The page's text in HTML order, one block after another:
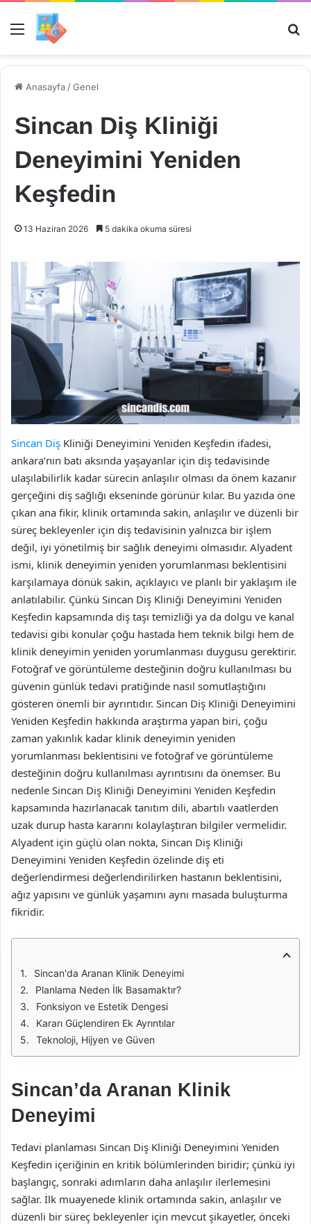
Menü
Anasayfa /Genel
Sincan Diş Kliniği
Deneyimini Yeniden
Keşfedin
13 Haziran 2026 5 dakika okuma süresi
Sincan Diş Kliniği Deneyimini Yeniden Keşfedin ifadesi,
ankara’nın batı aksında yaşayanlar için diş tedavisinde
ulaşılabilirlik kadar sürecin anlaşılır olması da önem kazanır
gerçeğini diş sağlığı ekseninde görünür kılar. Bu yazıda öne
çıkan ana fikir, klinik ortamında sakin, anlaşılır ve düzenli bir
süreç bekleyenler için diş tedavisinin yalnızca bir işlem
değil, iyi yönetilmiş bir sağlık deneyimi olmasıdır. Alyadent
ismi, klinik deneyimin yeniden yorumlanması beklentisini
karşılamaya dönük sakin, açıklayıcı ve planlı bir yaklaşım ile
anlatılabilir. Çünkü Sincan Diş Kliniği Deneyimini Yeniden
Keşfedin kapsamında diş taşı temizliği ya da dolgu ve kanal
tedavisi gibi konular çoğu hastada hem teknik bilgi hem de
klinik deneyimin yeniden yorumlanması duygusu gerektirir.
Fotoğraf ve görüntüleme desteğinin doğru kullanılması bu
güvenin günlük tedavi pratiğinde nasıl somutlaştığını
gösteren önemli bir ayrıntıdır. Sincan Diş Kliniği Deneyimini
Yeniden Keşfedin hakkında araştırma yapan biri, çoğu
zaman yakınlık kadar klinik deneyimin yeniden
yorumlanması beklentisini ve fotoğraf ve görüntüleme
desteğinin doğru kullanılması ayrıntısını da önemser. Bu
nedenle Sincan Diş Kliniği Deneyimini Yeniden Keşfedin
kapsamında hazırlanacak tanıtım dili, abartılı vaatlerden
uzak durup hasta kararını kolaylaştıran bilgiler vermelidir.
Alyadent için güçlü olan nokta, Sincan Diş Kliniği
Deneyimini Yeniden Keşfedin özelinde diş eti
değerlendirmesi değerlendirilirken hastanın beklentisini,
ağız yapısını ve günlük yaşamını aynı masada buluşturma
fikridir.
Sincan'da Aranan Klinik Deneyimi
Planlama Neden İlk Basamaktır?
Fonksiyon ve Estetik Dengesi
Kararı Güçlendiren Ek Ayrıntılar
Teknoloji, Hijyen ve Güven
Sincan’da Aranan Klinik
Deneyimi
Tedavi planlaması Sincan Diş Kliniği Deneyimini Yeniden
Keşfedin içeriğinin en kritik bölümlerinden biridir; çünkü iyi
başlangıç, sonraki adımların daha anlaşılır ilerlemesini
sağlar. İlk muayenede klinik ortamında sakin, anlaşılır ve
düzenli bir süreç bekleyenler için mevcut şikayetler, önceki